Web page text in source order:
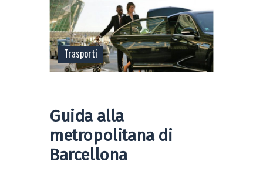
Trasporti
Guida alla
metropolitana di
Barcellona